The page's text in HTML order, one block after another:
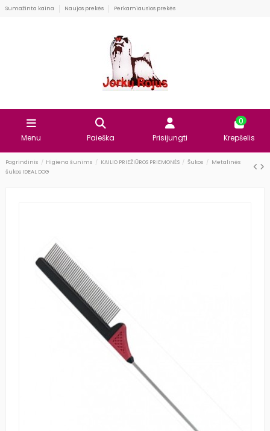
Sumažinta kaina Naujos prekės Perkamiausios prekės
Menu Paieška Prisijungti
0
Krepšelis
Pagrindinis Higiena šunims KAILIO PRIEŽIŪROS PRIEMONĖS Šukos
Metalinės
šukos IDEAL DOG